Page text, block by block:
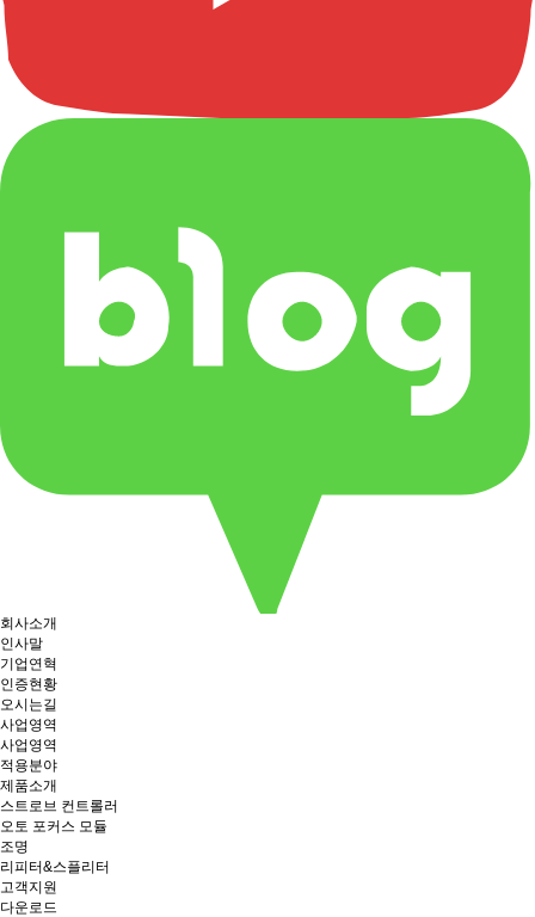
회사소개
인사말
기업연혁
인증현황
오시는길
사업영역
사업영역
적용분야
제품소개
스트로브 컨트롤러
오토 포커스 모듈
조명
리피터&스플리터
고객지원
다운로드